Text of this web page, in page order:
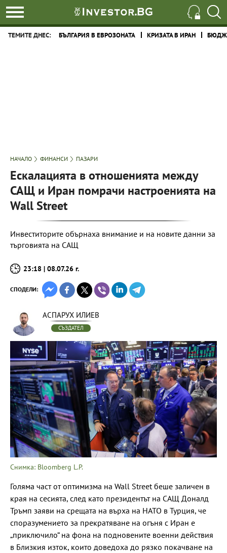
ТЕМИТЕ ДНЕС: БЪЛГАРИЯ В ЕВРОЗОНАТА КРИЗАТА В ИРАН
НАЧАЛО ФИНАНСИ ПАЗАРИ
Ескалацията в отношенията между
САЩ и Иран помрачи настроенията на
Wall Street
Инвеститорите обърнаха внимание и на новите данни за
търговията на САЩ
23:18 | 08.07.26 г.
СПОДЕЛИ:
АСПАРУХ ИЛИЕВ
СЪЗДАТЕЛ
Снимка: Bloomberg L.P.
Голяма част от оптимизма на Wall Street беше заличен в
края на сесията, след като президентът на САЩ Доналд
Тръмп заяви на срещата на върха на НАТО в Турция, че
споразумението за прекратяване на огъня с Иран е
„приключило“ на фона на подновените военни действия
в Близкия изток, които доведоха до рязко покачване на